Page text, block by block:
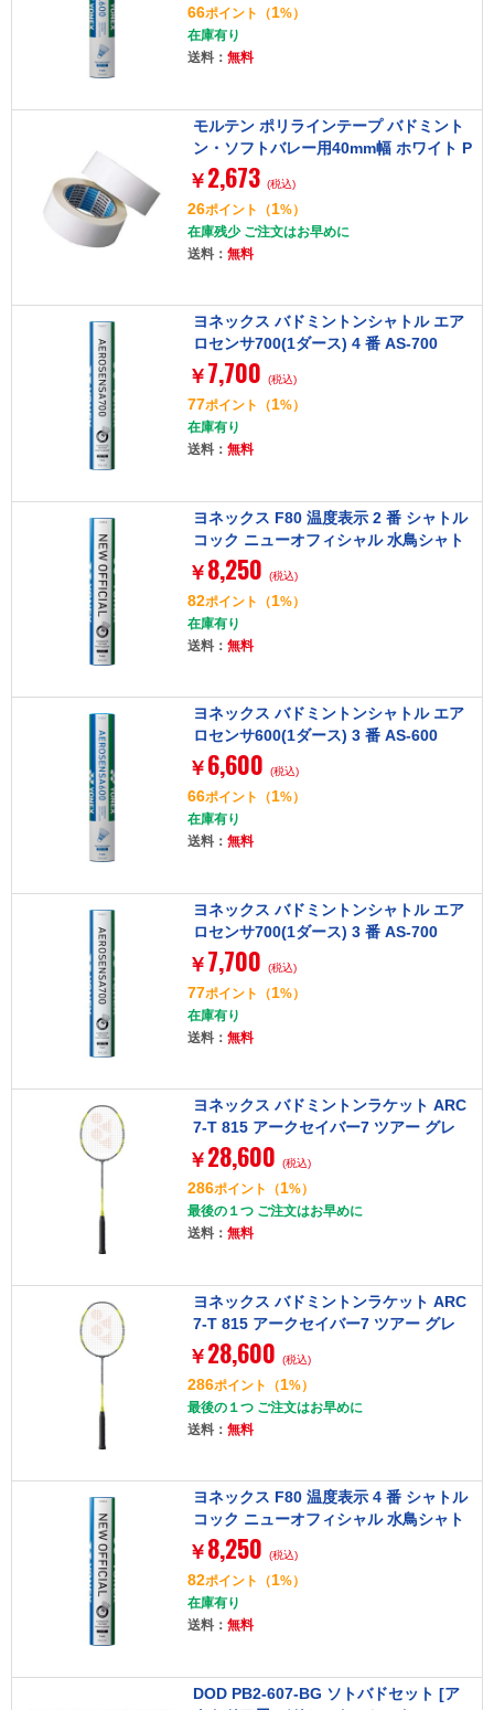
66ポイント （1%）
在庫有り
送料： 無料
モルテン ポリラインテープ バドミント
ン・ソフトバレー用40mm幅 ホワイト P
T4W
￥ 2,673 (税込)
26ポイント （1%）
在庫残少 ご注文はお早めに
送料： 無料
ヨネックス バドミントンシャトル エア
ロセンサ700(1ダース) 4 番 AS-700
￥ 7,700 (税込)
77ポイント （1%）
在庫有り
送料： 無料
ヨネックス F80 温度表示 2 番 シャトル
コック ニューオフィシャル 水鳥シャト
ル 12 個入り [バドミントンシャトル]
￥ 8,250 (税込)
82ポイント （1%）
在庫有り
送料： 無料
ヨネックス バドミントンシャトル エア
ロセンサ600(1ダース) 3 番 AS-600
￥ 6,600 (税込)
66ポイント （1%）
在庫有り
送料： 無料
ヨネックス バドミントンシャトル エア
ロセンサ700(1ダース) 3 番 AS-700
￥ 7,700 (税込)
77ポイント （1%）
在庫有り
送料： 無料
ヨネックス バドミントンラケット ARC
7-T 815 アークセイバー7 ツアー グレ
ー/イエロー 4U5 フレームのみ
￥ 28,600 (税込)
286ポイント （1%）
最後の１つ ご注文はお早めに
送料： 無料
ヨネックス バドミントンラケット ARC
7-T 815 アークセイバー7 ツアー グレ
ー/イエロー 4U6 フレームのみ
￥ 28,600 (税込)
286ポイント （1%）
最後の１つ ご注文はお早めに
送料： 無料
ヨネックス F80 温度表示 4 番 シャトル
コック ニューオフィシャル 水鳥シャト
ル 12 個入り [バドミントンシャトル]
￥ 8,250 (税込)
82ポイント （1%）
在庫有り
送料： 無料
DOD PB2-607-BG ソトバドセット [ア